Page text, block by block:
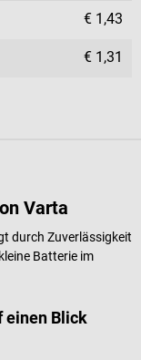
€ 1,43
€ 1,31
Varta
durch Zuverlässigkeit
Batterie im
einen Blick